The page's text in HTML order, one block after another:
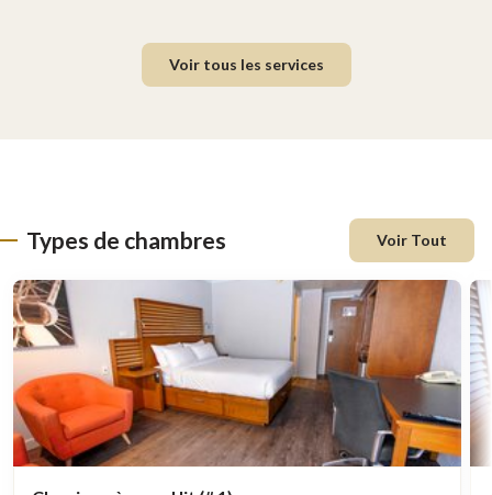
Voir tous les services
Types de chambres Voir Tout